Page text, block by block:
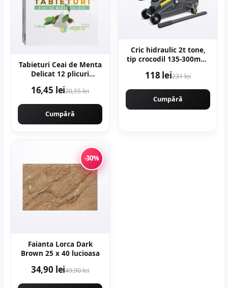
Tabieturi Ceai de Menta
Delicat 12 plicuri
16,45 lei20,55 lei
Cumpără
Cric hidraulic 2t tone,
tip crocodil 135-300mm,
KRAFTNER KF-4927
118 lei231 lei
Cumpără
-30%
Faianta Lorca Dark
Brown 25 x 40 lucioasa
34,90 lei49,90 lei